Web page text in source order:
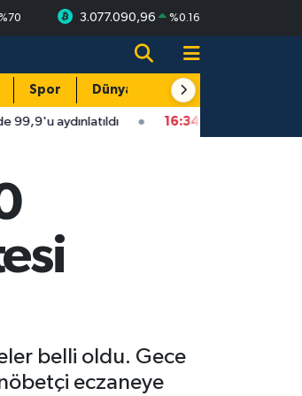
%70 3.077.090,96 %0.16
Spor Dünya Resmi Reklamlar
16:34 Isparta'da faytonu sollayan
belli oldu. Gece
eczaneye